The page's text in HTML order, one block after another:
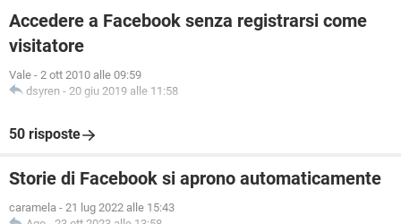
Accedere a Facebook senza registrarsi come
visitatore
Vale - 2 ott 2010 alle 09:59
dsyren - 20 giu 2019 alle 11:58
50 risposte
Storie di Facebook si aprono automaticamente
caramela - 21 lug 2022 alle 15:43